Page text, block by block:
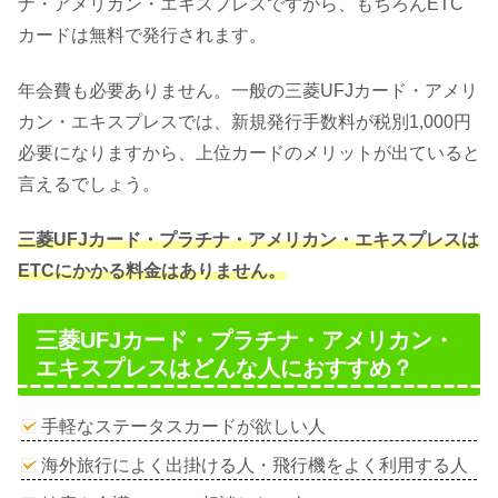
カードは無料で発行されます。
年会費も必要ありません。一般の三菱UFJカード・アメリ
カン・エキスプレスでは、新規発行手数料が税別1,000円
必要になりますから、上位カードのメリットが出ていると
言えるでしょう。
三菱UFJカード・プラチナ・アメリカン・エキスプレスは
ETCにかかる料金はありません。
三菱UFJカード・プラチナ・アメリカン・
エキスプレスはどんな人におすすめ？
手軽なステータスカードが欲しい人
海外旅行によく出掛ける人・飛行機をよく利用する人